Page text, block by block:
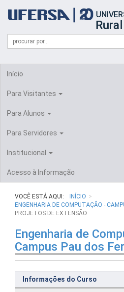
portal
UFERSA
Formulário
Busca
Campo
de
Início
Para Visitantes
Para Alunos
Para Servidores
Institucional
Acesso à Informação
VOCÊ ESTÁ AQUI:
INÍCIO
ENGENHARIA DE COMPUTAÇÃO -
PROJETOS DE EXTENSÃO
Engenharia de
Campus Pau dos
Informações do Curso